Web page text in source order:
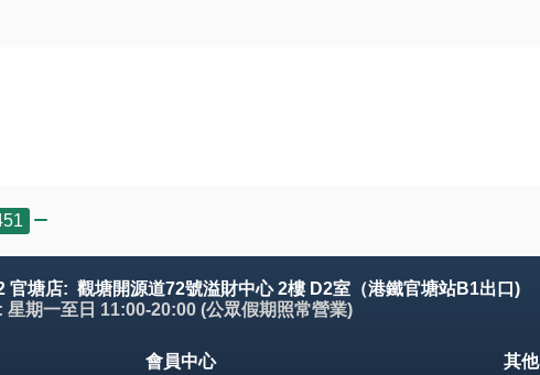
官塘店: 觀塘開源道72號溢財中心 2樓 D2室（港鐵官塘站B1出口)
星期一至日 11:00-20:00 (公眾假期照常營業)
會員中心 其他